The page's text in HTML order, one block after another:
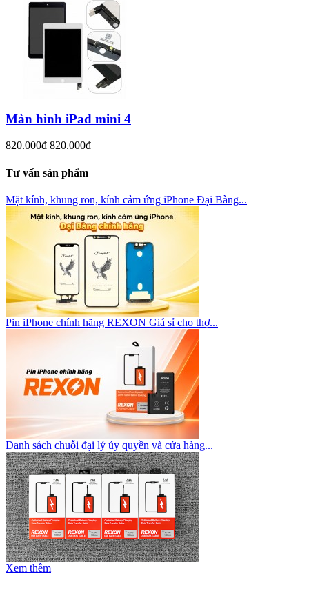
Màn hình iPad mini 4
820.000đ 820.000đ
Tư vấn sản phẩm
Mặt kính, khung ron, kính cảm ứng iPhone Đại Bàng...
Pin iPhone chính hãng REXON Giá sỉ cho thợ...
Danh sách chuỗi đại lý ủy quyền và cửa hàng...
Xem thêm